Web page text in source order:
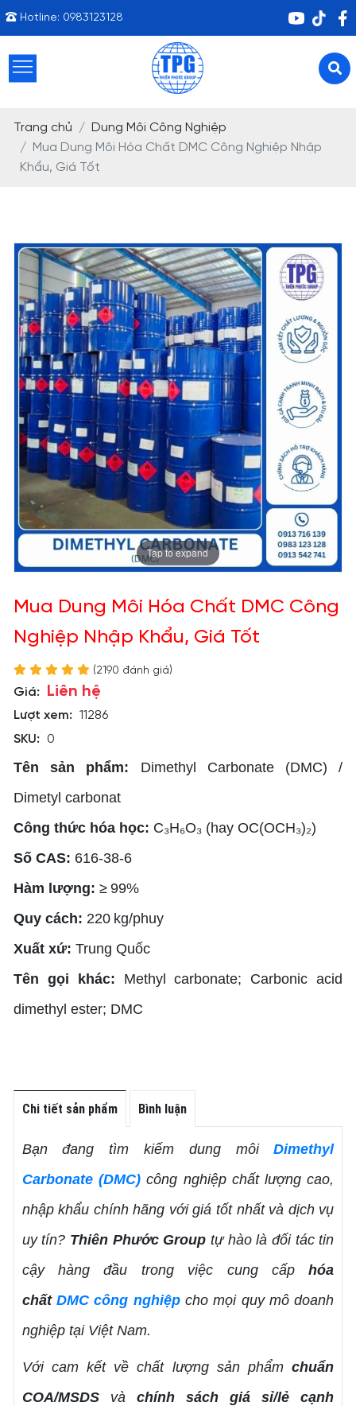
Hotline: 0983123128
Trang chủ
Dung Môi Công Nghiệp
Mua Dung Môi Hóa Chất DMC Công Nghiệp Nhập
Khẩu, Giá Tốt
Tap to expand
Mua Dung Môi Hóa Chất DMC Công
Nghiệp Nhập Khẩu, Giá Tốt
(2190 đánh giá)
Giá: Liên hệ
Lượt xem: 11286
SKU: 0
Tên sản phẩm: Dimethyl Carbonate (DMC) /
Dimetyl carbonat
Công thức hóa học: C₃H₆O₃ (hay OC(OCH₃)₂)
Số CAS: 616‑38‑6
Hàm lượng: ≥ 99%
Quy cách: 220 kg/phuy
Xuất xứ: Trung Quốc
Tên gọi khác: Methyl carbonate; Carbonic acid
dimethyl ester; DMC
Chi tiết sản phẩm Bình luận
Bạn đang tìm kiếm dung môiDimethyl
Carbonate (DMC)công nghiệp chất lượng cao,
nhập khẩu chính hãng với giá tốt nhất và dịch vụ
uy tín? Thiên Phước Group tự hào là đối tác tin
cậy hàng đầu trong việc cung cấphóa
chất DMC công nghiệpcho mọi quy mô doanh
nghiệp tại Việt Nam.
Với cam kết về chất lượng sản phẩmchuẩn
COA/MSDSvà chính sách giá sỉ/lẻ cạnh